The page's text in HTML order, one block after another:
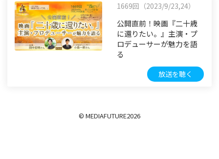
1669回（2023/9/23,24）
公開直前！映画『二十歳
に還りたい。』主演・プ
ロデューサーが魅力を語
る
放送を聴く
© MEDIAFUTURE2026